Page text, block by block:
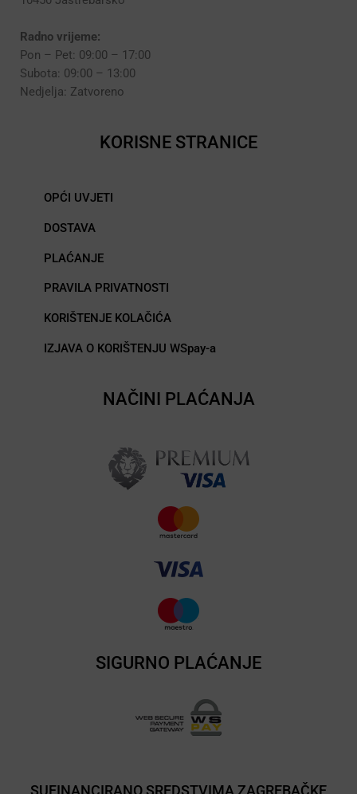
Radno vrijeme:
Pon – Pet: 09:00 – 17:00
Subota: 09:00 – 13:00
Nedjelja: Zatvoreno
KORISNE STRANICE
OPĆI UVJETI
DOSTAVA
PLAĆANJE
PRAVILA PRIVATNOSTI
KORIŠTENJE KOLAČIĆA
IZJAVA O KORIŠTENJU WSpay-a
NAČINI PLAĆANJA
SIGURNO PLAĆANJE
SUFINANCIRANO SREDSTVIMA ZAGREBAČKE